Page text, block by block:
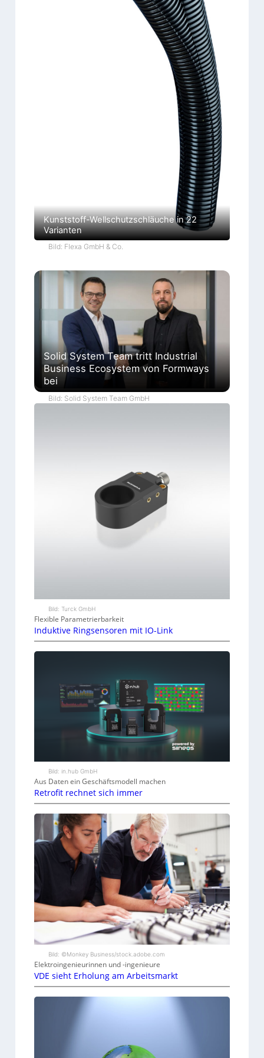
Kunststoff-Wellschutzschläuche in 22
Varianten
Bild: Flexa GmbH & Co.
Solid System Team tritt Industrial
Business Ecosystem von Formways
bei
Bild: Solid System Team GmbH
Bild: Turck GmbH
Flexible Parametrierbarkeit
Induktive Ringsensoren mit IO-Link
Bild: in.hub GmbH
Aus Daten ein Geschäftsmodell machen
Retrofit rechnet sich immer
Bild: ©Monkey Business/stock.adobe.com
Elektroingenieurinnen und -ingenieure
VDE sieht Erholung am Arbeitsmarkt